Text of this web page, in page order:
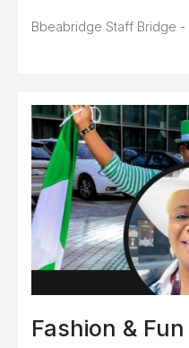
Bbeabridge Staff Bridge -
Fashion & Fun